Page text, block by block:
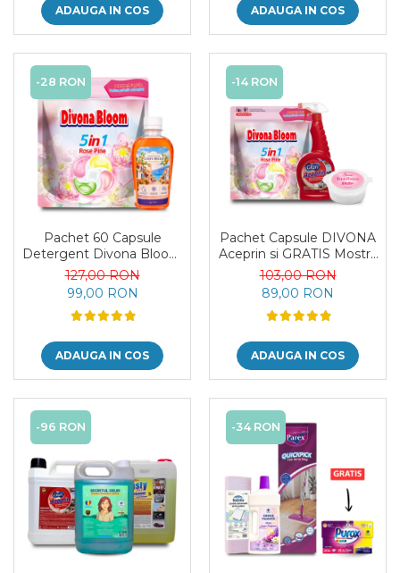
ADAUGA IN COS ADAUGA IN COS
-28 RON
Pachet 60 Capsule
Detergent Divona Bloom
si Parfum de Rufe Corfu
Breeze by Delia 200 ml
127,00 RON
99,00 RON
ADAUGA IN COS
-14 RON
Pachet Capsule DIVONA
Aceprin si GRATIS Mostra
Sare Delia
103,00 RON
89,00 RON
ADAUGA IN COS
-96 RON -34 RON